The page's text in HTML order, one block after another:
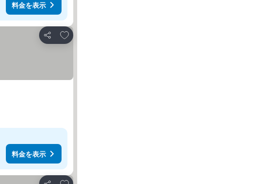
料金を表示
シェア
お気に入りに追加
料金を表示